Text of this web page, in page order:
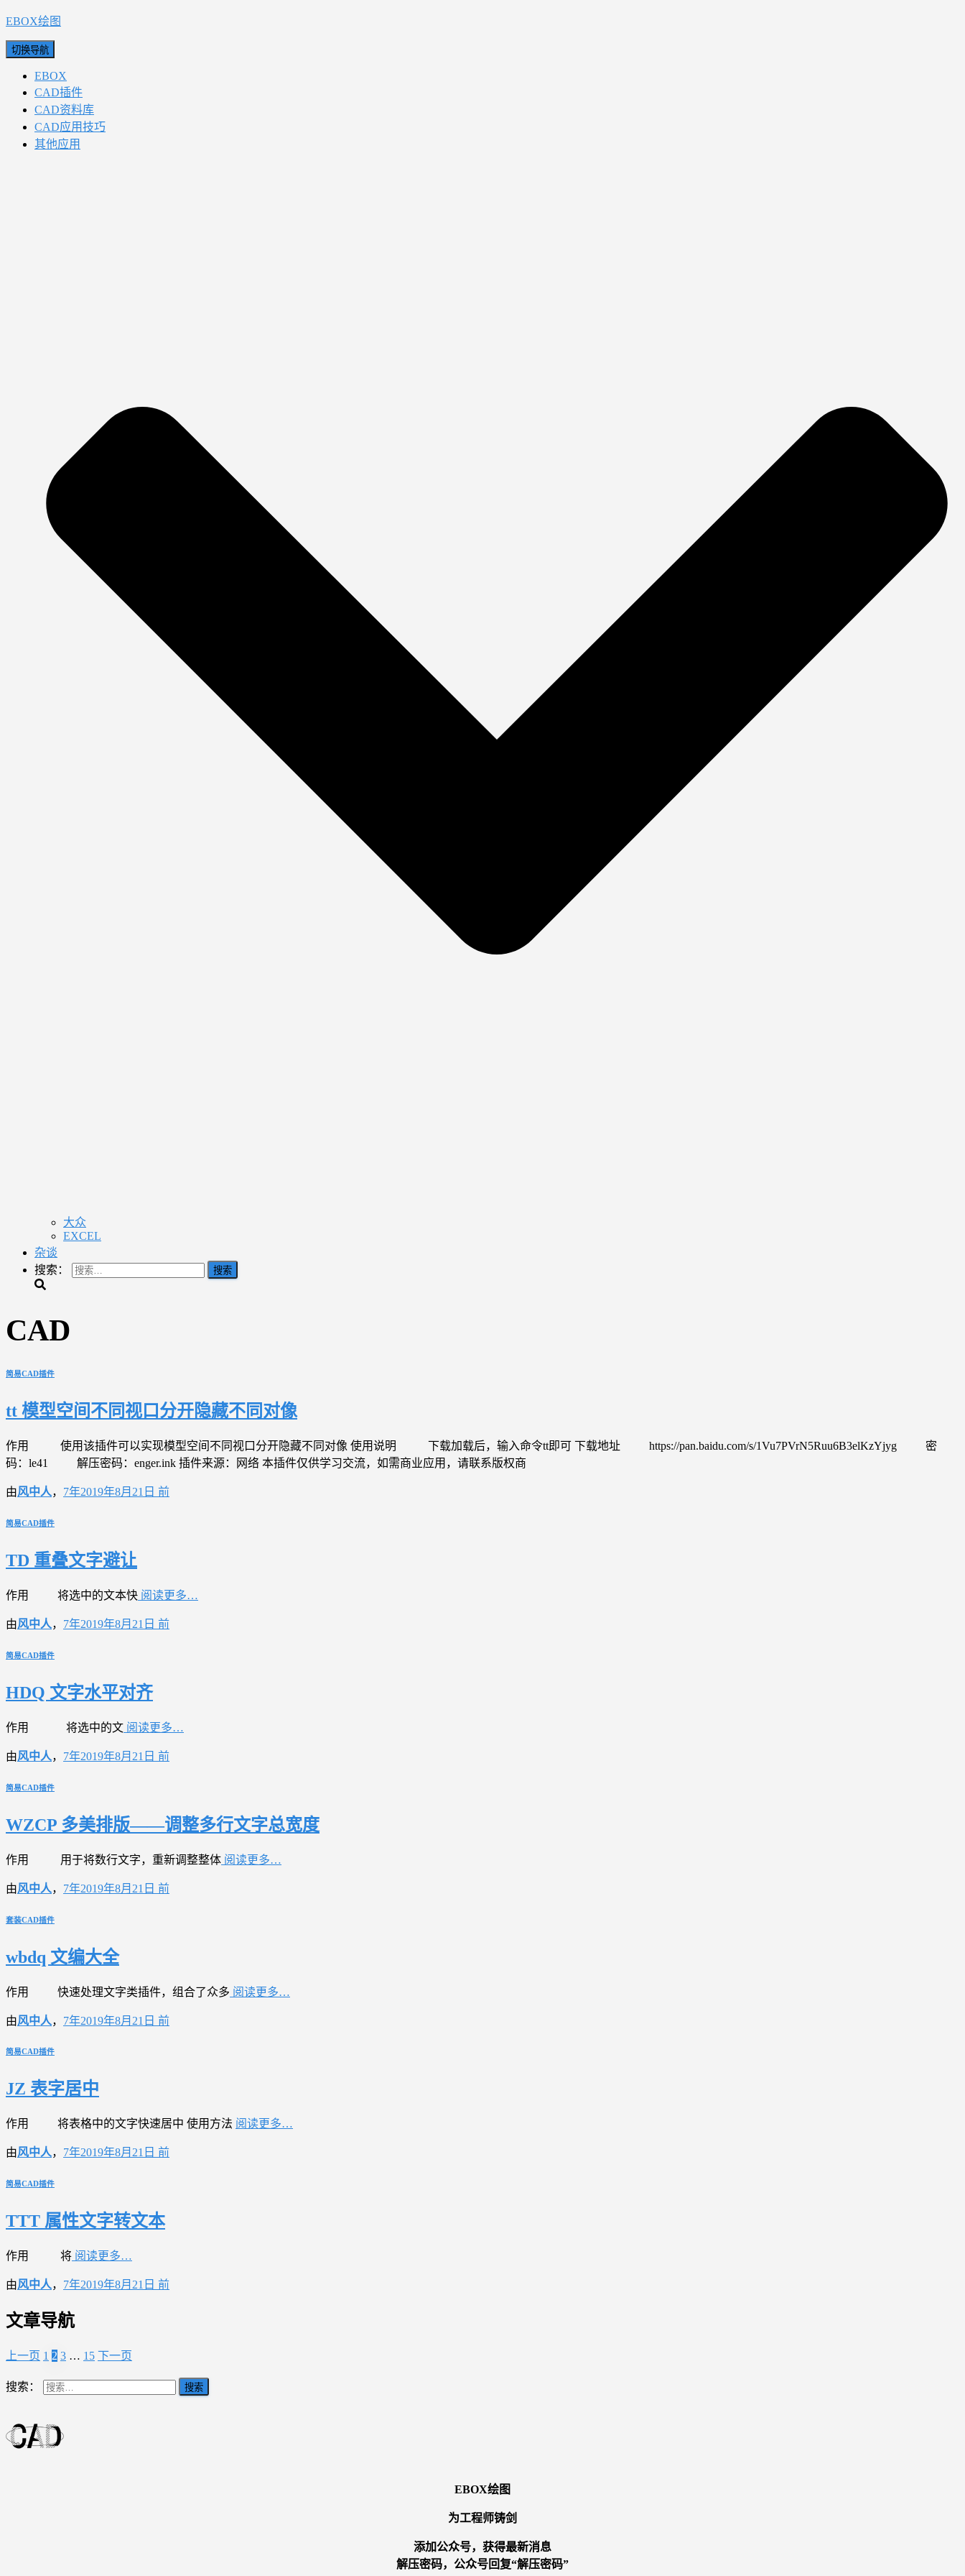
EBOX绘图
切换导航
EBOX
CAD插件
CAD资料库
CAD应用技巧
其他应用
大众
EXCEL
杂谈
搜索：
CAD
简易CAD插件
tt 模型空间不同视口分开隐藏不同对像
作用 使用该插件可以实现模型空间不同视口分开隐藏不同对像 使用说明 下载加载后，输入命令tt即可 下载地址 https://pan.baidu.com/s/1Vu7PVrN5Ruu6B3elKzYjyg 密
码：le41 解压密码：enger.ink 插件来源：网络 本插件仅供学习交流，如需商业应用，请联系版权商
由风中人， 7年2019年8月21日 前
简易CAD插件
TD 重叠文字避让
作用 将选中的文本快 阅读更多…
由风中人， 7年2019年8月21日 前
简易CAD插件
HDQ 文字水平对齐
作用 将选中的文 阅读更多…
由风中人， 7年2019年8月21日 前
简易CAD插件
WZCP 多美排版——调整多行文字总宽度
作用 用于将数行文字，重新调整整体 阅读更多…
由风中人， 7年2019年8月21日 前
套装CAD插件
wbdq 文编大全
作用 快速处理文字类插件，组合了众多 阅读更多…
由风中人， 7年2019年8月21日 前
简易CAD插件
JZ 表字居中
作用 将表格中的文字快速居中 使用方法 阅读更多…
由风中人， 7年2019年8月21日 前
简易CAD插件
TTT 属性文字转文本
作用 将 阅读更多…
由风中人， 7年2019年8月21日 前
文章导航
上一页 1 2 3 … 15 下一页
搜索：
EBOX绘图
为工程师铸剑
添加公众号，获得最新消息
解压密码，公众号回复“解压密码”